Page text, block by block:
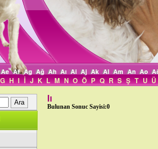
Ae Af Ag Ağ Ah Aı Ai Aj Ak Al Am An Ao
G H I İ J K L M N O Ö P Q R S Ş T U Ü
Iı
Bulunan Sonuc Sayisi:0